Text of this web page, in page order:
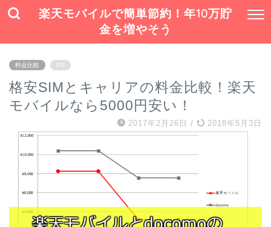
楽天モバイルで簡単節約！年10万貯
金を増やそう
料金比較 PR
格安SIMとキャリアの料金比較！楽天
モバイルなら5000円安い！
2017年2月26日 / 2018年5月3日